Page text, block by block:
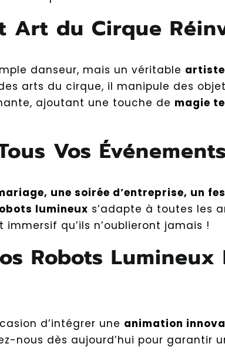
Art du Cirque
danseur, mais un véritable artiste
arts du cirque, il manipule des
ajoutant une touche de magie
Vos Événements
une soirée d’entreprise, un
lumineux s’adapte à toutes les
qu’ils n’oublieront jamais !
Robots
d’intégrer une animation
nous dès aujourd’hui pour garantir